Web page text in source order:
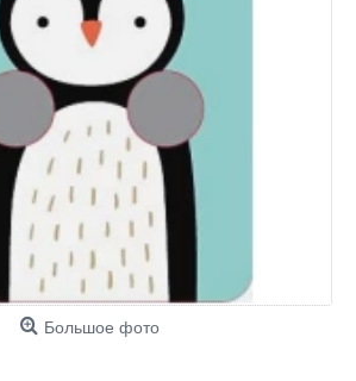
Большое фото